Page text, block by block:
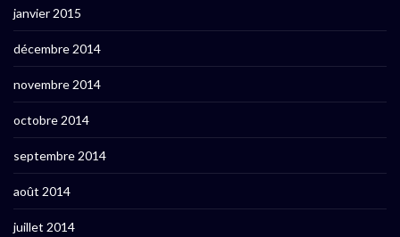
janvier 2015
décembre 2014
novembre 2014
octobre 2014
septembre 2014
août 2014
juillet 2014